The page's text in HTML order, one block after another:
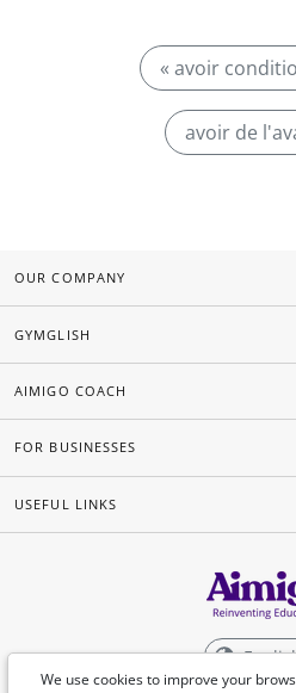
« avoir
avoir de
We use cookies to improve your
OUR COMPANY
GYMGLISH
AIMIGO COACH
FOR BUSINESSES
USEFUL LINKS